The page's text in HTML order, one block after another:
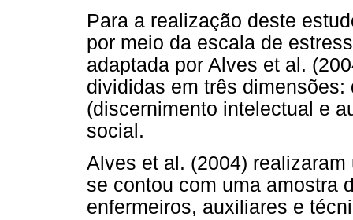
Para a realização deste
por meio da escala de
adaptada por Alves et al.
divididas em três
(discernimento intelectual e
social.
Alves et al. (2004)
se contou com uma amostra
enfermeiros, auxiliares e